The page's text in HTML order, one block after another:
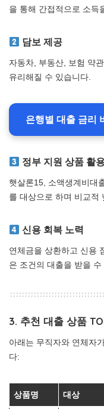
을 통해 간접적으로 소득
담보 제공
자동차, 부동산, 보험 약
유리해질 수 있습니다.
은행별 대출 금리
정부 지원 상품 활
햇살론15, 소액생계비대
를 대상으로 하며 비교적
신용 회복 노력
연체금을 상환하고 신용
은 조건의 대출을 받을 수
3. 추천 대출 상품
아래는 무직자와 연체자
다:
상품명 대상